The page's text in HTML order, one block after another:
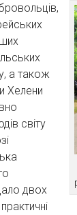
а також
Хелени
світу
двох